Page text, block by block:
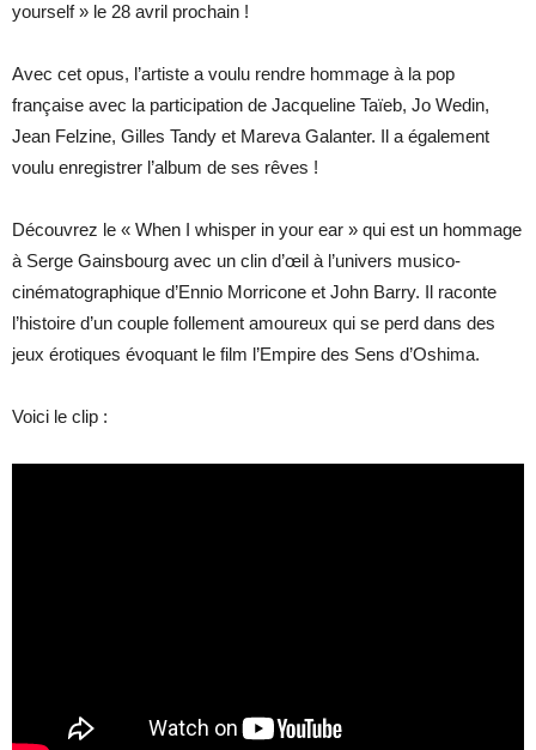
yourself » le 28 avril prochain !
Avec cet opus, l’artiste a voulu rendre hommage à la pop
française avec la participation de Jacqueline Taïeb, Jo Wedin,
Jean Felzine, Gilles Tandy et Mareva Galanter. Il a également
voulu enregistrer l’album de ses rêves !
Découvrez le « When I whisper in your ear » qui est un hommage
à Serge Gainsbourg avec un clin d’œil à l’univers musico-
cinématographique d’Ennio Morricone et John Barry. Il raconte
l’histoire d’un couple follement amoureux qui se perd dans des
jeux érotiques évoquant le film l’Empire des Sens d’Oshima.
Voici le clip :